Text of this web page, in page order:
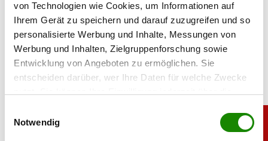
von Technologien wie Cookies, um Informationen auf
Ihrem Gerät zu speichern und darauf zuzugreifen und so
personalisierte Werbung und Inhalte, Messungen von
Werbung und Inhalten, Zielgruppenforschung sowie
Entwicklung von Angeboten zu ermöglichen. Sie
entscheiden darüber, wer Ihre Daten für welche Zwecke
Trigger Symbol ändern oder widerrufen
Notwendig
Simone Lugner hat genug von der Hitzewelle in Wien. In
ihrer Instagram-Story verabschiedet sie den Sommer mit
einer klaren Botschaft.